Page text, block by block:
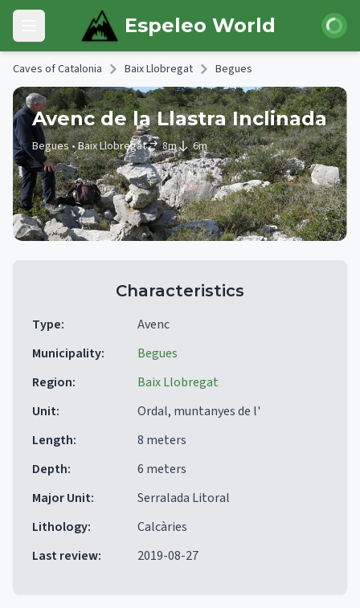
Skip to main content
Open main menu Espeleo World Login
Caves of Catalonia Baix Llobregat Begues
Avenc de la Llastra Inclinada
Begues• Baix Llobregat 8m 6m
Characteristics
Type:
Avenc
Municipality:
Begues
Region:
Baix Llobregat
Unit:
Ordal, muntanyes de l'
Length:
8 meters
Depth:
6 meters
Major Unit:
Serralada Litoral
Lithology:
Calcàries
Last review: 2019-08-27